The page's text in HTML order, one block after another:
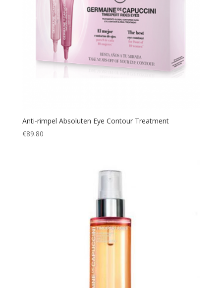
Anti-rimpel Absoluten Eye Contour Treatment
€89.80